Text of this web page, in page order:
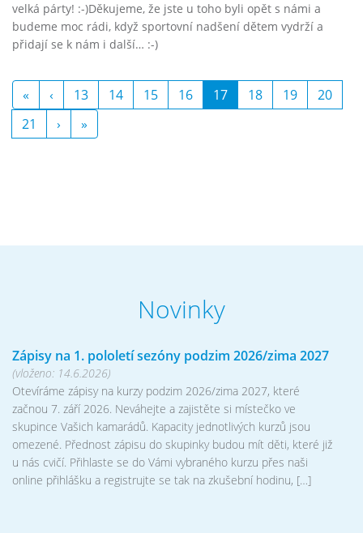
velká párty! :-)Děkujeme, že jste u toho byli opět s námi a
budeme moc rádi, když sportovní nadšení dětem vydrží a
přidají se k nám i další… :-)
« ‹ 13 14 15 16 17 18 19
20
21
› »
Novinky
Zápisy na 1. pololetí sezóny podzim 2026/zima 2027
(vloženo: 14.6.2026)
Otevíráme zápisy na kurzy podzim 2026/zima 2027, které
začnou 7. září 2026. Neváhejte a zajistěte si místečko ve
skupince Vašich kamarádů. Kapacity jednotlivých kurzů jsou
omezené. Přednost zápisu do skupinky budou mít děti, které již
u nás cvičí. Přihlaste se do Vámi vybraného kurzu přes naši
online přihlášku a registrujte se tak na zkušební hodinu, […]